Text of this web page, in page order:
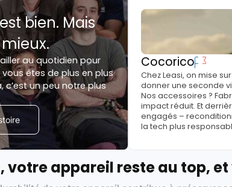
bien. Mais
mieux.
au quotidien pour
êtes de plus en plus
c’est un peu notre plus
Cocorico
Chez Leasi, on mise
donner une seconde
Nos accessoires ?
impact réduit. Et
engagés –
la tech plus
, votre appareil reste au top, et